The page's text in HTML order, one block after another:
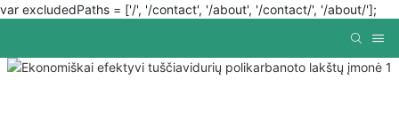
var excludedPaths = ['/', '/contact', '/about', '/contact/', '/about/'];